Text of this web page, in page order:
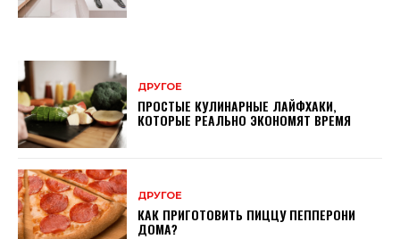
ДРУГОЕ
ПРОСТЫЕ КУЛИНАРНЫЕ ЛАЙФХАКИ,
КОТОРЫЕ РЕАЛЬНО ЭКОНОМЯТ ВРЕМЯ
ДРУГОЕ
КАК ПРИГОТОВИТЬ ПИЦЦУ ПЕППЕРОНИ
ДОМА?